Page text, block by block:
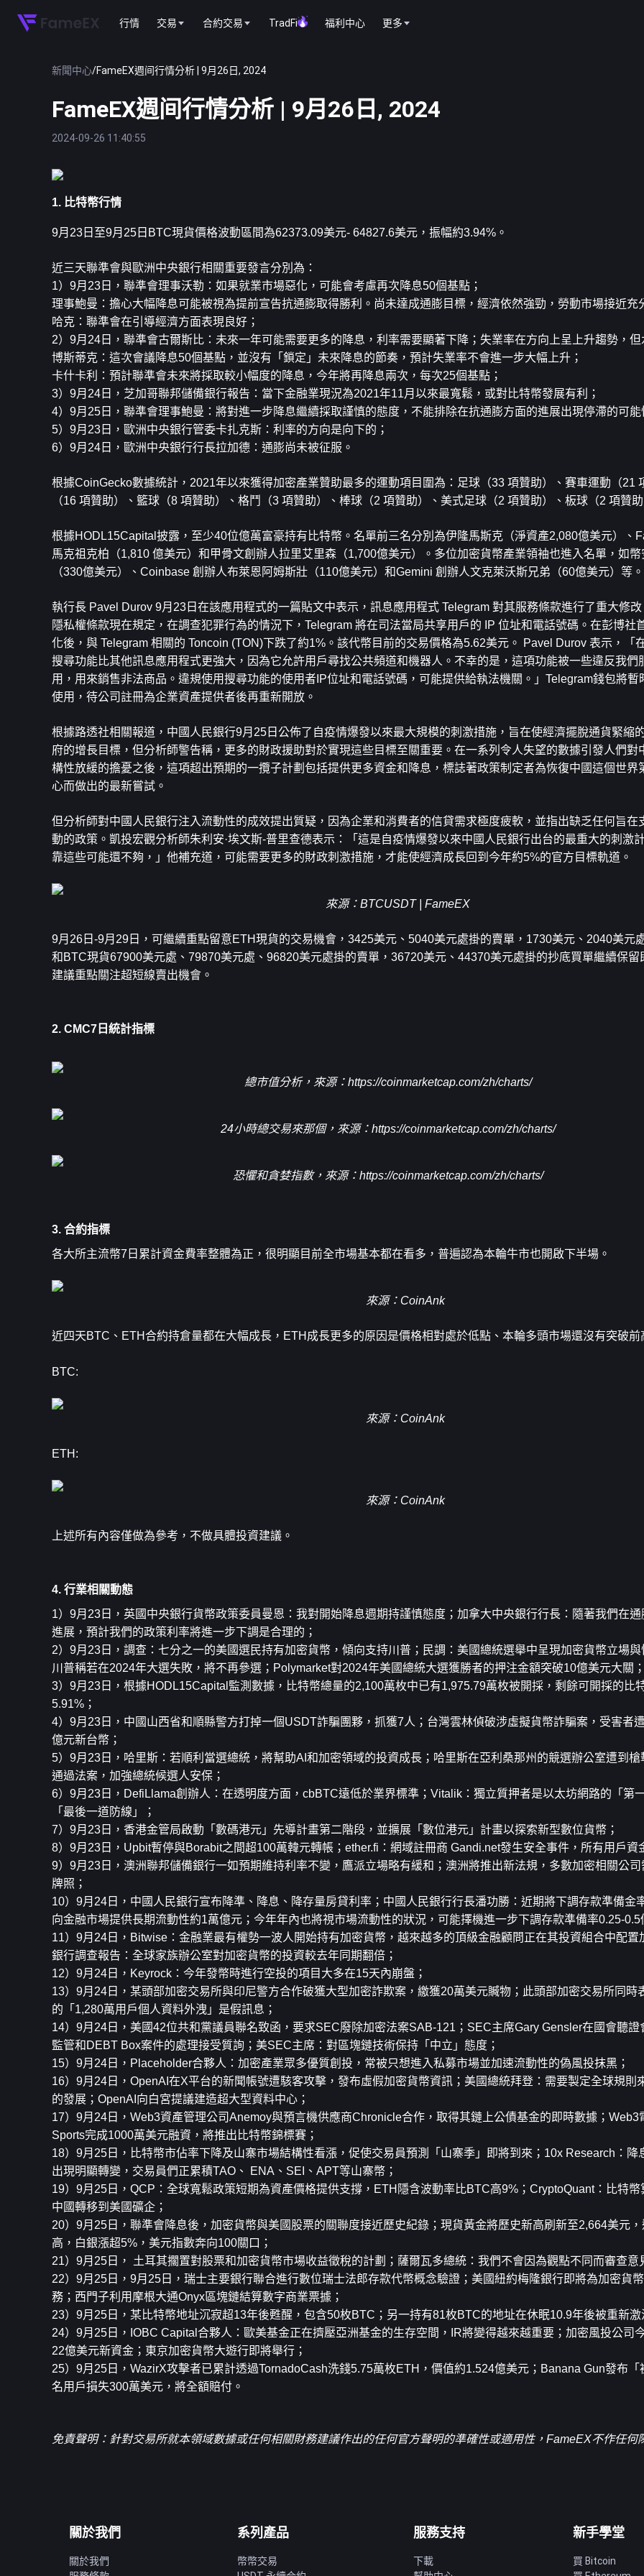
行情 交易 合約交易 TradFi 福利中心 更多
新聞中心/FameEX週间行情分析 | 9月26日, 2024
FameEX週间行情分析 | 9月26日, 2024
2024-09-26 11:40:55
1. 比特幣行情
9月23日至9月25日 BTC現貨價格波動區間為62373.09美元- 64827.6美元，振幅約3.94%。
近三天聯準會與歐洲中央銀行相關重要發言分別為：
1）9月23日，聯準會理事沃勒：如果就業市場惡化，可能會考慮再次降息50個基點；
理事鮑曼：擔心大幅降息可能被視為提前宣告抗通膨取得勝利。尚未達成通膨目標，經濟依然強勁，勞動市場接近充
哈克：聯準會在引導經濟方面表現良好；
2）9月24日，聯準會古爾斯比：未來一年可能需要更多的降息，利率需要顯著下降；失業率在方向上呈上升趨勢，
博斯蒂克：這次會議降息50個基點，並沒有「鎖定」未來降息的節奏，預計失業率不會進一步大幅上升；
卡什卡利：預計聯準會未來將採取較小幅度的降息，今年將再降息兩次，每次25個基點；
3）9月24日，芝加哥聯邦儲備銀行報告：當下金融業現況為2021年11月以來最寬鬆，或對比特幣發展有利；
4）9月25日，聯準會理事鮑曼：將對進一步降息繼續採取謹慎的態度，不能排除在抗通膨方面的進展出現停滯的可能
5）9月23日，歐洲中央銀行管委卡扎克斯：利率的方向是向下的；
6）9月24日，歐洲中央銀行行長拉加德：通膨尚未被征服。
根據CoinGecko數據統計，2021年以來獲得加密產業贊助最多的運動項目圍為：足球（33 項贊助）、賽車運動（21
（16 項贊助）、籃球（8 項贊助）、格鬥（3 項贊助）、棒球（2 項贊助）、美式足球（2 項贊助）、板球（2 項贊
根據HODL15Capital披露，至少40位億萬富豪持有比特幣。名單前三名分別為伊隆馬斯克（淨資產2,080億美元）、
馬克祖克柏（1,810 億美元）和甲骨文創辦人拉里艾里森（1,700億美元）。多位加密貨幣產業領袖也進入名單，如
（330億美元）、Coinbase 創辦人布萊恩阿姆斯壯（110億美元）和Gemini 創辦人文克萊沃斯兄弟（60億美元）等。
執行長 Pavel Durov 9月23日在該應用程式的一篇貼文中表示，訊息應用程式 Telegram 對其服務條款進行了重大修
隱私權條款現在規定，在調查犯罪行為的情況下，Telegram 將在司法當局共享用戶的 IP 位址和電話號碼。在彭博社
化後，與 Telegram 相關的 Toncoin (TON)下跌了約1%。該代幣目前的交易價格為5.62美元。 Pavel Durov 表示，「
搜尋功能比其他訊息應用程式更強大，因為它允許用戶尋找公共頻道和機器人。不幸的是，這項功能被一些違反我們
用，用來銷售非法商品。違規使用搜尋功能的使用者IP位址和電話號碼，可能提供給執法機關。」Telegram錢包將暫
使用，待公司註冊為企業資產提供者後再重新開放。
根據路透社相關報道，中國人民銀行9月25日公佈了自疫情爆發以來最大規模的刺激措施，旨在使經濟擺脫通貨緊縮
府的增長目標，但分析師警告稱，更多的財政援助對於實現這些目標至關重要。在一系列令人失望的數據引發人們對
構性放緩的擔憂之後，這項超出預期的一攬子計劃包括提供更多資金和降息，標誌著政策制定者為恢復中國這個世界
心而做出的最新嘗試。
但分析師對中國人民銀行注入流動性的成效提出質疑，因為企業和消費者的信貸需求極度疲軟，並指出缺乏任何旨在
動的政策。凱投宏觀分析師朱利安·埃文斯-普里查德表示：「這是自疫情爆發以來中國人民銀行出台的最重大的刺激
靠這些可能還不夠，」他補充道，可能需要更多的財政刺激措施，才能使經濟成長回到今年約5%的官方目標軌道。
來源：BTCUSDT | FameEX
9月26日-9月29日，可繼續重點留意ETH現貨的交易機會，3425美元、5040美元處掛的賣單，1730美元、2040美元
和BTC現貨67900美元處、79870美元處、96820美元處掛的賣單，36720美元、44370美元處掛的抄底買單繼續保留
建議重點關注超短線賣出機會。
2. CMC7日統計指標
總市值分析，來源： https://coinmarketcap.com/zh/charts/
24小時總交易來那個，來源： https://coinmarketcap.com/zh/charts/
恐懼和貪婪指數，來源： https://coinmarketcap.com/zh/charts/
3. 合約指標
各大所主流幣7日累計資金費率整體為正，很明顯目前全市場基本都在看多，普遍認為本輪牛市也開啟下半場。
來源：CoinAnk
近四天BTC、ETH合約持倉量都在大幅成長，ETH成長更多的原因是價格相對處於低點、本輪多頭市場還沒有突破前
BTC:
來源：CoinAnk
ETH:
來源：CoinAnk
上述所有內容僅做為參考，不做具體投資建議。
4. 行業相關動態
1）9月23日，英國中央銀行貨幣政策委員曼恩：我對開始降息週期持謹慎態度；加拿大中央銀行行長：隨著我們在
進展，預計我們的政策利率將進一步下調是合理的；
2）9月23日，調查：七分之一的美國選民持有加密貨幣，傾向支持川普；民調：美國總統選舉中呈現加密貨幣立場
川普稱若在2024年大選失敗，將不再參選；Polymarket對2024年美國總統大選獲勝者的押注金額突破10億美元大關
3）9月23日，根據HODL15Capital監測數據，比特幣總量的2,100萬枚中已有1,975.79萬枚被開採，剩餘可開採的比
5.91%；
4）9月23日，中國山西省和順縣警方打掉一個USDT詐騙團夥，抓獲7人；台灣雲林偵破涉虛擬貨幣詐騙案，受害者
億元新台幣；
5）9月23日，哈里斯：若順利當選總統，將幫助AI和加密領域的投資成長；哈里斯在亞利桑那州的競選辦公室遭到
通過法案，加強總統候選人安保；
6）9月23日，DefiLlama創辦人：在透明度方面，cbBTC遠低於業界標準；Vitalik：獨立質押者是以太坊網路的「第
「最後一道防線」；
7）9月23日，香港金管局啟動「數碼港元」先導計畫第二階段，並擴展「數位港元」計畫以探索新型數位貨幣；
8）9月23日，Upbit暫停與Borabit之間超100萬韓元轉帳；ether.fi：網域註冊商 Gandi.net發生安全事件，所有用戶資
9）9月23日，澳洲聯邦儲備銀行一如預期維持利率不變，鷹派立場略有緩和；澳洲將推出新法規，多數加密相關公
牌照；
10）9月24日，中國人民銀行宣布降準、降息、降存量房貸利率；中國人民銀行行長潘功勝：近期將下調存款準備金
向金融市場提供長期流動性約1萬億元；今年年內也將視市場流動性的狀況，可能擇機進一步下調存款準備率0.25-0.5
11）9月24日，Bitwise：金融業最有權勢一波人開始持有加密貨幣，越來越多的頂級金融顧問正在其投資組合中配置
銀行調查報告：全球家族辦公室對加密貨幣的投資較去年同期翻倍；
12）9月24日，Keyrock：今年發幣時進行空投的項目大多在15天內崩盤；
13）9月24日，某頭部加密交易所與印尼警方合作破獲大型加密詐欺案，繳獲20萬美元贓物；此頭部加密交易所同時
的「1,280萬用戶個人資料外洩」是假訊息；
14）9月24日，美國42位共和黨議員聯名致函，要求SEC廢除加密法案SAB-121；SEC主席Gary Gensler在國會聽證
監管和DEBT Box案件的處理接受質詢；美SEC主席：對區塊鏈技術保持「中立」態度；
15）9月24日，Placeholder合夥人：加密產業眾多優質創投，常被只想進入私募市場並加速流動性的偽風投抹黑；
16）9月24日，OpenAI在X平台的新聞帳號遭駭客攻擊，發布虛假加密貨幣資訊；美國總統拜登：需要製定全球規則
的發展；OpenAI向白宮提議建造超大型資料中心；
17）9月24日，Web3資產管理公司Anemoy與預言機供應商Chronicle合作，取得其鏈上公債基金的即時數據；Web3
Sports完成1000萬美元融資，將推出比特幣錦標賽；
18）9月25日，比特幣市佔率下降及山寨市場結構性看漲，促使交易員預測「山寨季」即將到來；10x Research：降
出現明顯轉變，交易員們正累積TAO、 ENA、SEI、APT等山寨幣；
19）9月25日，QCP：全球寬鬆政策短期為資產價格提供支撐，ETH隱含波動率比BTC高9%；CryptoQuant：比特
中國轉移到美國礦企；
20）9月25日，聯準會降息後，加密貨幣與美國股票的關聯度接近歷史紀錄；現貨黃金將歷史新高刷新至2,664美元
高，白銀漲超5%，美元指數奔向100關口；
21）9月25日， 土耳其擱置對股票和加密貨幣市場收益徵稅的計劃；薩爾瓦多總統：我們不會因為觀點不同而審查意
22）9月25日，9月25日，瑞士主要銀行聯合進行數位瑞士法郎存款代幣概念驗證；美國紐約梅隆銀行即將為加密貨
務；西門子利用摩根大通Onyx區塊鏈結算數字商業票據；
23）9月25日，某比特幣地址沉寂超13年後甦醒，包含50枚BTC；另一持有81枚BTC的地址在休眠10.9年後被重新激
24）9月25日，IOBC Capital合夥人：歐美基金正在擠壓亞洲基金的生存空間，IR將變得越來越重要；加密風投公司
22億美元新資金；東京加密貨幣大遊行即將舉行；
25）9月25日，WazirX攻擊者已累計透過TornadoCash洗錢5.75萬枚ETH，價值約1.524億美元；Banana Gun發布「
名用戶損失300萬美元，將全額賠付。
免責聲明：針對交易所就本領域數據或任何相關財務建議作出的任何官方聲明的準確性或適用性，FameEX不作任何
關於我們
關於我們
系列產品
幣幣交易
服務支持
下載
新手學堂
買 Bitcoin